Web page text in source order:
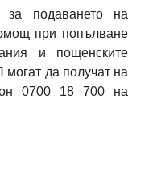
подаването на
при попълване
и пощенските
да получат на
0700 18 700 на